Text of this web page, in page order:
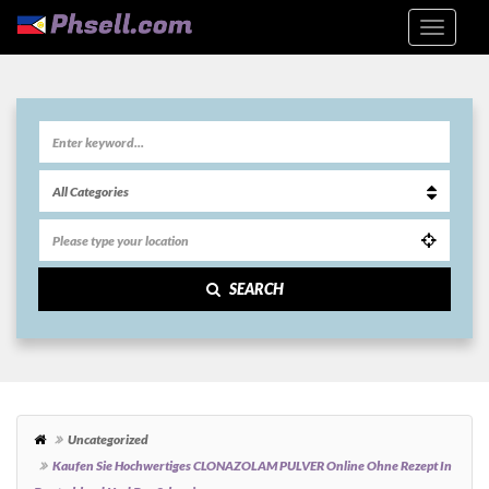
SEARCH
Uncategorized
Kaufen Sie Hochwertiges CLONAZOLAM PULVER Online Ohne Rezept In